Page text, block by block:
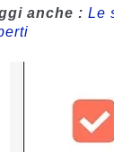
anche :Le